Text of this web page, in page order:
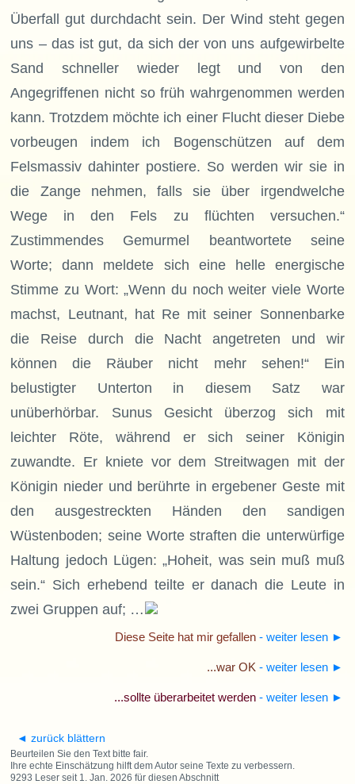
Überfall gut durchdacht sein. Der Wind steht gegen
uns – das ist gut, da sich der von uns aufgewirbelte
Sand schneller wieder legt und von den
Angegriffenen nicht so früh wahrgenommen werden
kann. Trotzdem möchte ich einer Flucht dieser Diebe
vorbeugen indem ich Bogenschützen auf dem
Felsmassiv dahinter postiere. So werden wir sie in
die Zange nehmen, falls sie über irgendwelche
Wege in den Fels zu flüchten versuchen.“
Zustimmendes Gemurmel beantwortete seine
Worte; dann meldete sich eine helle energische
Stimme zu Wort: „Wenn du noch weiter viele Worte
machst, Leutnant, hat Re mit seiner Sonnenbarke
die Reise durch die Nacht angetreten und wir
können die Räuber nicht mehr sehen!“ Ein
belustigter Unterton in diesem Satz war
unüberhörbar. Sunus Gesicht überzog sich mit
leichter Röte, während er sich seiner Königin
zuwandte. Er kniete vor dem Streitwagen mit der
Königin nieder und berührte in ergebener Geste mit
den ausgestreckten Händen den sandigen
Wüstenboden; seine Worte straften die unterwürfige
Haltung jedoch Lügen: „Hoheit, was sein muß muß
sein.“ Sich erhebend teilte er danach die Leute in
zwei Gruppen auf; …
Diese Seite hat mir gefallen- weiter lesen ►
...war OK - weiter lesen ►
...sollte überarbeitet werden - weiter lesen ►
◄ zurück blättern
Beurteilen Sie den Text bitte fair.
Ihre echte Einschätzung hilft dem Autor seine Texte zu verbessern.
9293 Leser seit 1. Jan. 2026 für diesen Abschnitt